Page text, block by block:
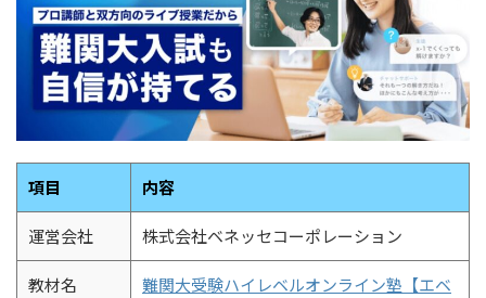
項目 内容
運営会社 株式会社ベネッセコーポレーション
教材名 難関大受験ハイレベルオンライン塾【エベ